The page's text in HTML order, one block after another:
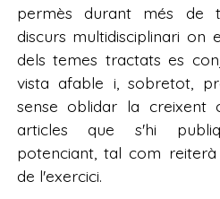
permès durant més de
discurs multidisciplinari
dels temes tractats es
vista afable i, sobretot,
sense oblidar la creixent
articles que s'hi
potenciant, tal com
de l'exercici.